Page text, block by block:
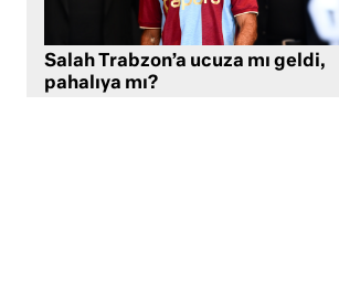
Salah Trabzon’a ucuza mı geldi,
pahalıya mı?